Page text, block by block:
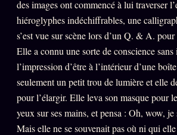
des images ont commencé à lui traverser
hiéroglyphes indéchiffrables, une
s’est vue sur scène lors d’un Q. & A.
Elle a connu une sorte de conscience
l’impression d’être à l’intérieur d’une
seulement un petit trou de lumière et elle
pour l’élargir. Elle leva son masque pour
yeux sur ses mains, et pensa : Oh, wow,
Mais elle ne se souvenait pas où ni qui